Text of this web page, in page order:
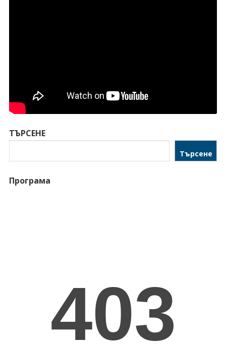
ТЪРСЕНЕ
Търсене
Програма